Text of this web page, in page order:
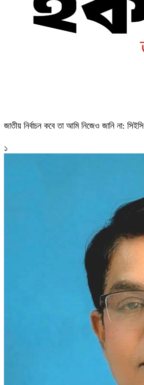
জাতীয় নির্বাচন কবে তা আমি নিজেও জানি না: সিইসি
১